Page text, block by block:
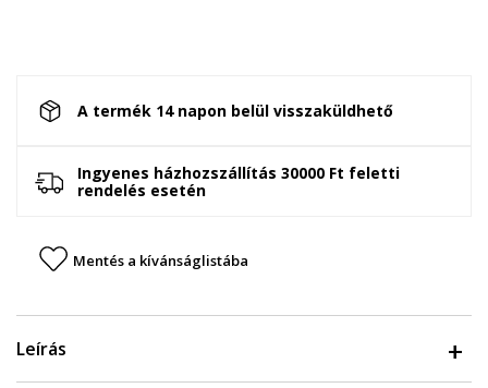
A termék 14 napon belül visszaküldhető
Ingyenes házhozszállítás 30000 Ft feletti
rendelés esetén
Mentés a kívánságlistába
Leírás